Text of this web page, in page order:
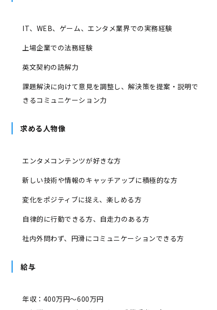
IT、WEB、ゲーム、エンタメ業界での実務経験
上場企業での法務経験
英文契約の読解力
課題解決に向けて意見を調整し、解決策を提案・説明で
きるコミュニケーション力
求める人物像
エンタメコンテンツが好きな方
新しい技術や情報のキャッチアップに積極的な方
変化をポジティブに捉え、楽しめる方
自律的に行動できる方、自走力のある方
社内外問わず、円滑にコミュニケーションできる方
給与
年収：400万円～600万円